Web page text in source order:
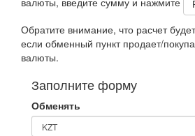
Обратите внимание, что расчет
если обменный пункт продает/
валюты.
Заполните форму
Обменять